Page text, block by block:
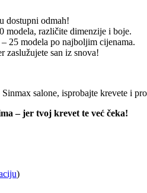
dostupni odmah!
modela, različite dimenzije i boje.
– 25 modela po najboljim cijenama.
zaslužujete san iz snova!
salone, isprobajte krevete i
– jer tvoj krevet te već čeka!
)